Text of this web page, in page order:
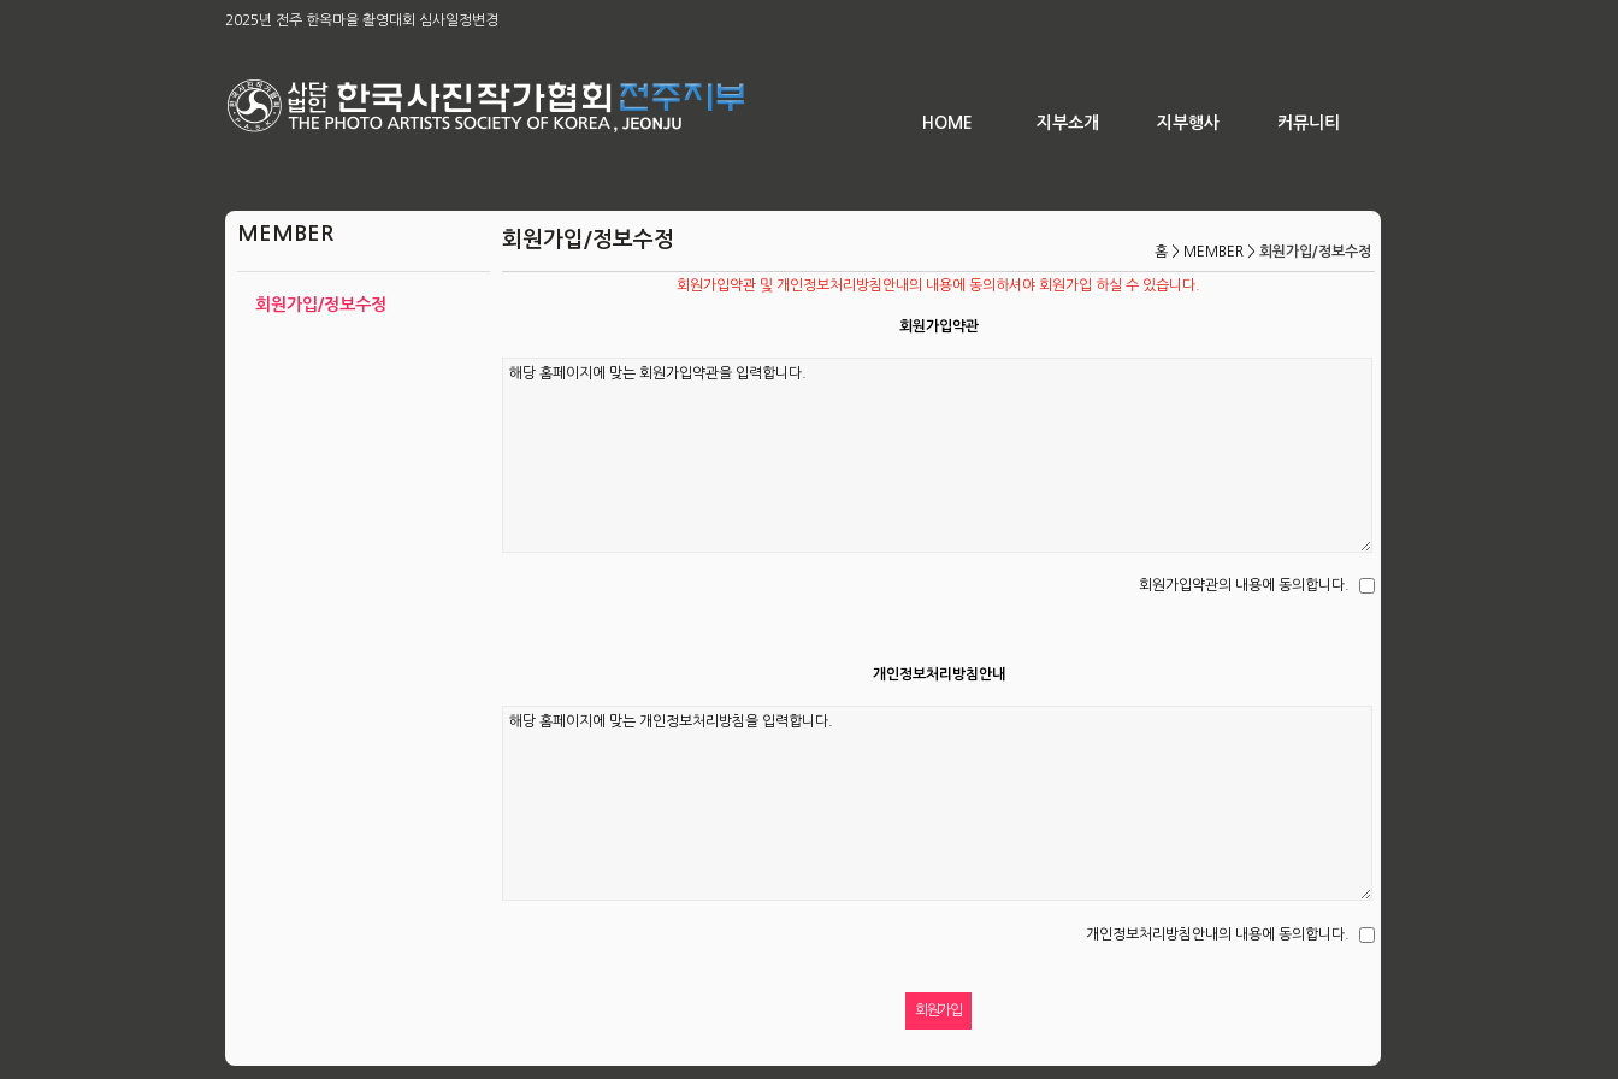
2025년 전주 한옥마을 촬영대회 심사일정변경
제58회 전북특별자치도 사진대전
제63회 전국회원작품 지상전 심사결과
[공지]2025 전주한옥마을촬영대회작품심사결과
HOME 지부소개 지부행사 커뮤니티
MEMBER
회원가입/정보수정
회원가입/정보수정
홈 > MEMBER > 회원가입/정보수정
회원가입약관 및 개인정보처리방침안내의 내용에 동의하셔야 회원가입 하실 수 있습니다.
회원가입약관
회원가입약관의 내용에 동의합니다.
개인정보처리방침안내
개인정보처리방침안내의 내용에 동의합니다.